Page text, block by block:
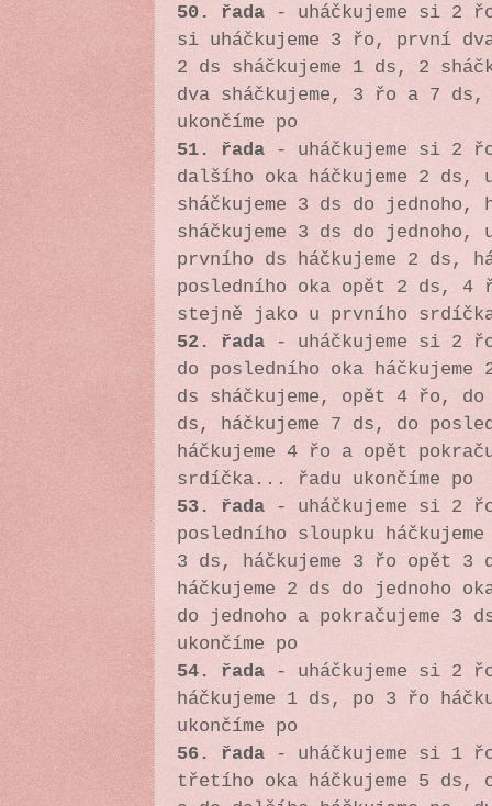
50. řada - uháčkujeme si 2
si uháčkujeme 3 řo, první
2 ds sháčkujeme 1 ds, 2
dva sháčkujeme, 3 řo a 7
ukončíme po
51. řada - uháčkujeme si 2
dalšího oka háčkujeme 2 ds,
sháčkujeme 3 ds do jednoho,
sháčkujeme 3 ds do jednoho,
prvního ds háčkujeme 2 ds,
posledního oka opět 2 ds, 4
stejně jako u prvního
52. řada - uháčkujeme si 2
do posledního oka
ds sháčkujeme, opět 4 řo, do
ds, háčkujeme 7 ds, do
háčkujeme 4 řo a opět
srdíčka...
řadu ukončíme po
53. řada - uháčkujeme si 2
posledního sloupku
3 ds, háčkujeme 3 řo opět 3
háčkujeme 2 ds do jednoho
do jednoho a pokračujeme
ukončíme po
54. řada - uháčkujeme si 2
háčkujeme 1 ds, po 3 řo
ukončíme po
56. řada - uháčkujeme si 1
třetího oka háčkujeme 5 ds,